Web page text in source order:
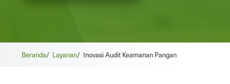
Beranda/ Layanan/ Inovasi Audit Keamanan Pangan